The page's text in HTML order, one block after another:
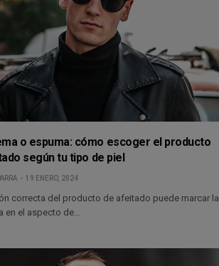
o espuma: cómo escoger el producto
según tu tipo de piel
19 ENERO, 2024
correcta del producto de afeitado puede marcar la
en el aspecto de…